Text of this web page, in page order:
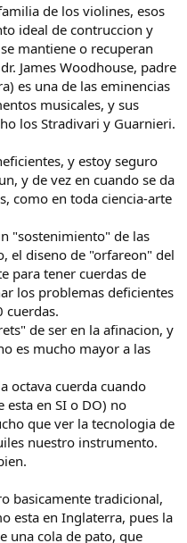
de los violines, esos
ideal de contruccion y
mantiene o recuperan
James Woodhouse, padre
es una de las eminencias
musicales, y sus
los Stradivari y Guarnieri.
y estoy seguro
y de vez en cuando se da
como en toda ciencia-arte
"sostenimiento" de las
el diseno de "orfareon" del
para tener cuerdas de
los problemas deficientes
cuerdas.
de ser en la afinacion, y
es mucho mayor a las
octava cuerda cuando
esta en SI o DO) no
que ver la tecnologia de
nuestro instrumento.
basicamente tradicional,
esta en Inglaterra, pues la
una cola de pato, que